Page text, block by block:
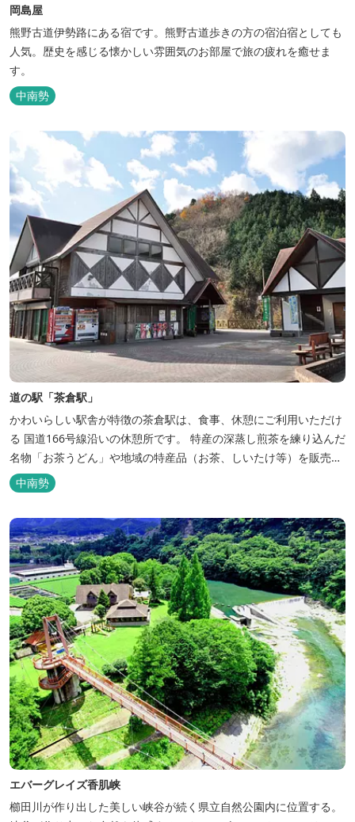
岡島屋
熊野古道伊勢路にある宿です。熊野古道歩きの方の宿泊宿としても
人気。歴史を感じる懐かしい雰囲気のお部屋で旅の疲れを癒せま
す。
中南勢
道の駅「茶倉駅」
かわいらしい駅舎が特徴の茶倉駅は、食事、休憩にご利用いただけ
る 国道166号線沿いの休憩所です。 特産の深蒸し煎茶を練り込んだ
名物「お茶うどん」や地域の特産品（お茶、しいたけ等）を販売。
吊り橋をわたれば宿泊施設のエバーグレイズ香肌峡まですぐ。 【イ
チオシ名物】 ・味噌カツ丼…地元産の甘味噌を使ったボリュームた
中南勢
エバーグレイズ香肌峡
櫛田川が作り出した美しい峡谷が続く県立自然公園内に位置する。